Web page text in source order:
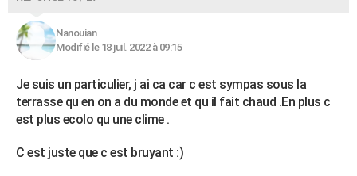
Nanouian
Modifié le 18 juil. 2022 à 09:15
Je suis un particulier, j ai ca car c est sympas sous la
terrasse qu en on a du monde et qu il fait chaud .En plus c
est plus ecolo qu une clime .
C est juste que c est bruyant :)